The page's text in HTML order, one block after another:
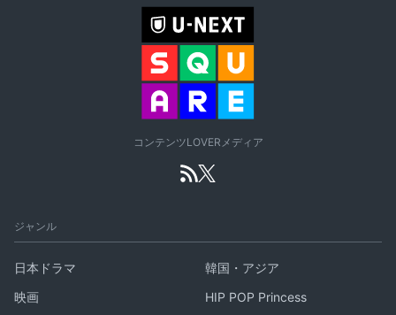
コンテンツLOVERメディア
ジャンル
日本ドラマ
韓国・アジア
映画
HIP POP Princess